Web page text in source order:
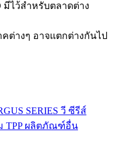
มีไว้สำหรับตลาดต่าง
างๆ อาจแตกต่างกันไป
SERIES วี ซีรีส์
TPP ผลิตภัณฑ์อื่น